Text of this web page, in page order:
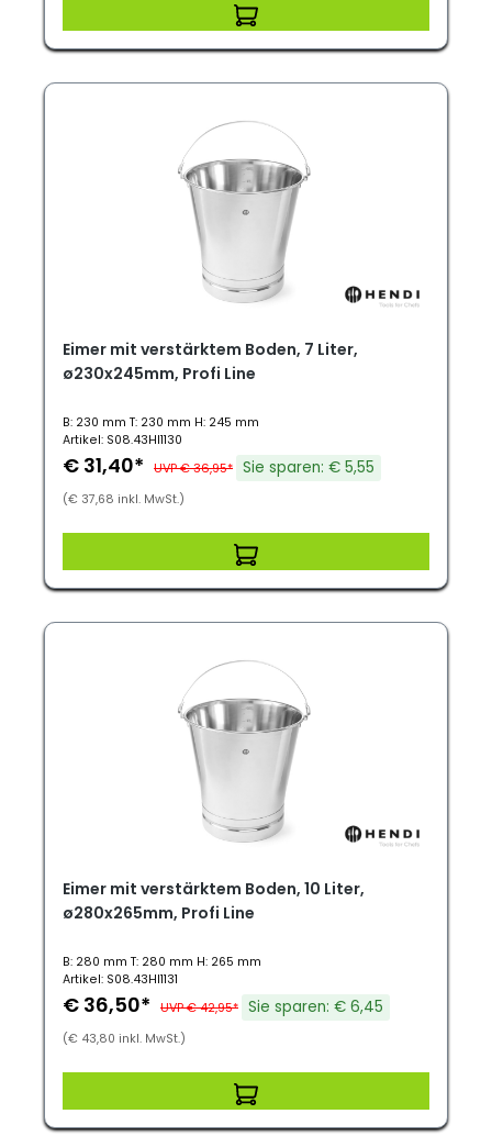
Eimer mit verstärktem Boden, 7 Liter,
ø230x245mm, Profi Line
B: 230 mm T: 230 mm H: 245 mm
Artikel: S08.43HI1130
€ 31,40* UVP € 36,95* Sie sparen: € 5,55
(€ 37,68 inkl. MwSt.)
Eimer mit verstärktem Boden, 10 Liter,
ø280x265mm, Profi Line
B: 280 mm T: 280 mm H: 265 mm
Artikel: S08.43HI1131
€ 36,50* UVP € 42,95* Sie sparen: € 6,45
(€ 43,80 inkl. MwSt.)